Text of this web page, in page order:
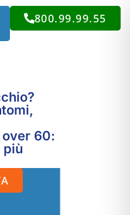
800.99.99.55
60:
più